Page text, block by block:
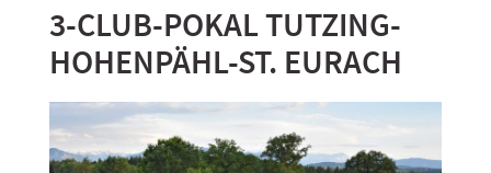
3-CLUB-POKAL TUTZING-
HOHENPÄHL-ST. EURACH